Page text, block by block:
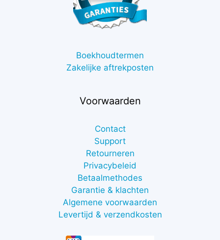
Boekhoudtermen
Zakelijke aftrekposten
Voorwaarden
Contact
Support
Retourneren
Privacybeleid
Betaalmethodes
Garantie & klachten
Algemene voorwaarden
Levertijd & verzendkosten